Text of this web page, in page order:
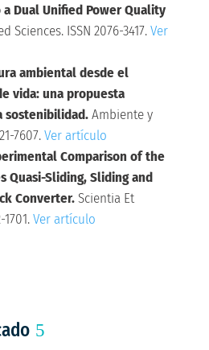
a Dual Unified Power Quality
Sciences. ISSN 2076-3417.Ver
ambiental desde el
vida: una propuesta
sostenibilidad.Ambiente y
7607.Ver artículo
Comparison of the
Quasi-Sliding, Sliding and
Converter.Scientia Et
Ver artículo